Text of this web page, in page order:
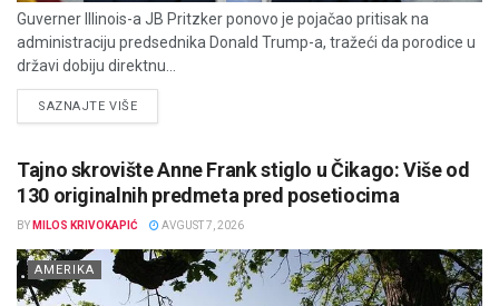
Guverner Illinois-a JB Pritzker ponovo je pojačao pritisak na
administraciju predsednika Donald Trump-a, tražeći da porodice u
državi dobiju direktnu...
SAZNAJTE VIŠEDETAILS
Tajno skrovište Anne Frank stiglo u Čikago: Više od
130 originalnih predmeta pred posetiocima
BY MILOS KRIVOKAPIĆ AVGUST 7, 2026
AMERIKA